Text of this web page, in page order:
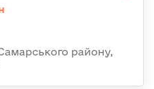
району,